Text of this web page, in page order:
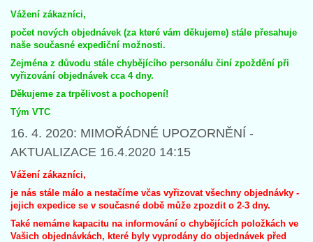
Vážení zákazníci,
počet nových objednávek (za které vám děkujeme) stále přesahuje
naše současné expediční možnosti.
Zejména z důvodu stále chybějícího personálu činí zpoždění při
vyřizování objednávek cca 4 dny.
Děkujeme za trpělivost a pochopení!
Tým VTC
16. 4. 2020: MIMOŘÁDNÉ UPOZORNĚNÍ -
AKTUALIZACE 16.4.2020 14:15
Vážení zákazníci,
je nás stále málo a nestačíme včas vyřizovat všechny objednávky -
jejich expedice se v současné době může zpozdit o 2-3 dny.
Také nemáme kapacitu na informování o chybějících položkách ve
Vašich objednávkách, které byly vyprodány do objednávek před